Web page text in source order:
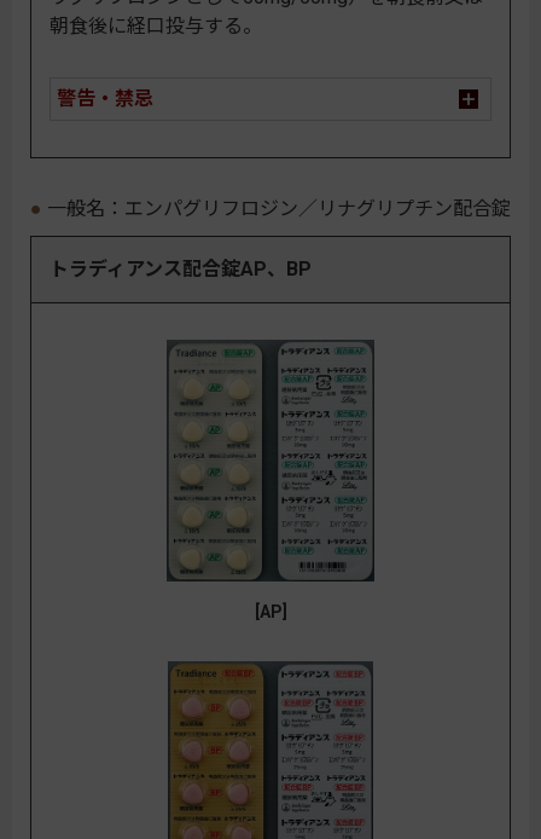
朝食後に経口投与する。
警告・禁忌
一般名：エンパグリフロジン／リナグリプチン配合錠
トラディアンス配合錠AP、BP
[AP]